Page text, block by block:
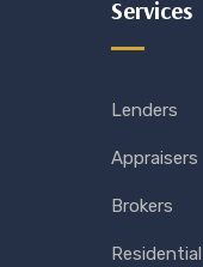
Services
Lenders
Appraisers
Brokers
Residential